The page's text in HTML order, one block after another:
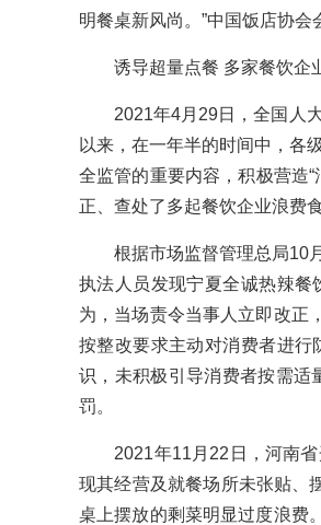
明餐桌新风尚。”中国饭店协会
诱导超量点餐 多家餐饮企
2021年4月29日，全国人大
以来，在一年半的时间中，各
全监管的重要内容，积极营造
正、查处了多起餐饮企业浪费
根据市场监督管理总局10月
执法人员发现宁夏全诚热辣餐
为，当场责令当事人立即改正
按整改要求主动对消费者进行
识，未积极引导消费者按需适
罚。
2021年11月22日，河南省
现其经营及就餐场所未张贴、
桌上摆放的剩菜明显过度浪费